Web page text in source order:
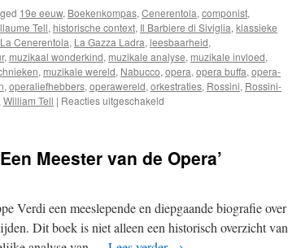
19e eeuw, Boekenkompas, Cenerentola, componist,
Tell, historische context, Il Barbiere di Siviglia, klassieke
La Cenerentola, La Gazza Ladra, leesbaarheid,
, muzikaal wonderkind, muzikale analyse, muzikale invloed,
, muzikale wereld, Nabucco, opera, opera buffa, opera-
, operaliefhebbers, operawereld, orkestraties, Rossini, Rossini-
William Tell | Reacties uitgeschakeld
Meester van de Opera’
Verdi een meeslepende en diepgaande biografie over
Dit boek is niet alleen een historisch overzicht van